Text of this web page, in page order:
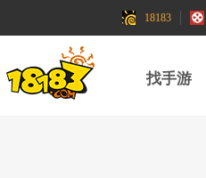
18183
找手游